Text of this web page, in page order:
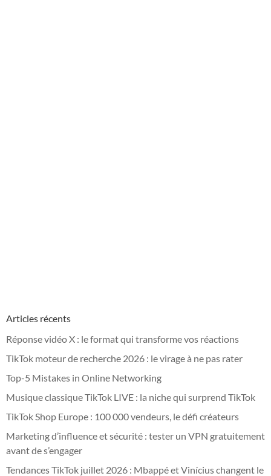
Articles récents
Réponse vidéo X : le format qui transforme vos réactions
TikTok moteur de recherche 2026 : le virage à ne pas rater
Top-5 Mistakes in Online Networking
Musique classique TikTok LIVE : la niche qui surprend TikTok
TikTok Shop Europe : 100 000 vendeurs, le défi créateurs
Marketing d’influence et sécurité : tester un VPN gratuitement
avant de s’engager
Tendances TikTok juillet 2026 : Mbappé et Vinícius changent le